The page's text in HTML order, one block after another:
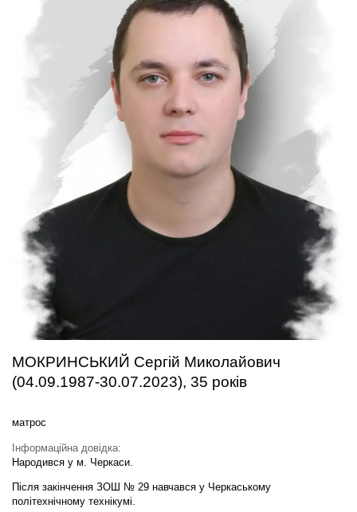
МОКРИНСЬКИЙ Сергій Миколайович
(04.09.1987-30.07.2023), 35 років
матрос
Інформаційна довідка:
Народився у м. Черкаси.
Після закінчення ЗОШ № 29 навчався у Черкаському
політехнічному технікумі.